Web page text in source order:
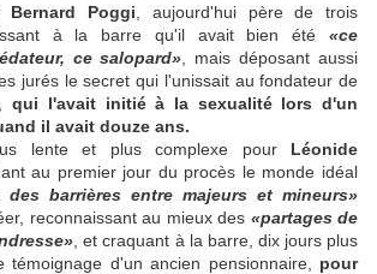
Bernard Poggi , aujourd'hui père de trois
à la barre qu'il avait bien été «ce
ce salopard» , mais déposant aussi
jurés le secret qui l'unissait au fondateur de
qui l'avait initié à la sexualité lors d'un
il avait douze ans.
lente et plus complexe pour Léonide
au premier jour du procès le monde idéal
des barrières entre majeurs et mineurs»
reconnaissant au mieux des «partages de
, et craquant à la barre, dix jours plus
témoignage d'un ancien pensionnaire, pour